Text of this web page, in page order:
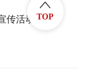
传活动 TOP